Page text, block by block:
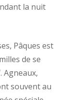
la nuit
Pâques est
de se
Agneaux,
souvent au